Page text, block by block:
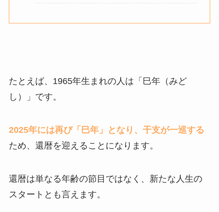
たとえば、1965年生まれの人は「巳年（みど
し）」です。
2025年には再び「巳年」となり、干支が一巡する
ため、還暦を迎えることになります。
還暦は単なる年齢の節目ではなく、新たな人生の
スタートとも言えます。